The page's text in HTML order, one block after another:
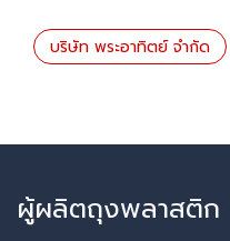
บริษัท พระอาทิตย์ จำกัด
ผู้ผลิตถุงพลาสติก